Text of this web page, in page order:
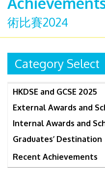
術比賽2024
Category Select
HKDSE and GCSE 2025
External Awards and
Internal Awards and
Graduates’ Destination
Recent Achievements